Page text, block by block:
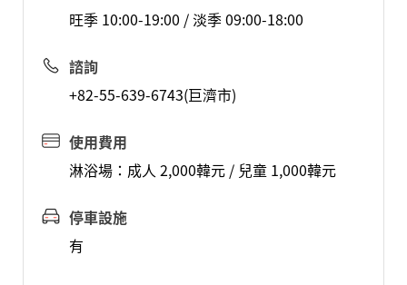
旺季 10:00-19:00 / 淡季 09:00-18:00
諮詢
+82-55-639-6743(巨濟市)
使用費用
淋浴場：成人 2,000韓元 / 兒童 1,000韓元
停車設施
有